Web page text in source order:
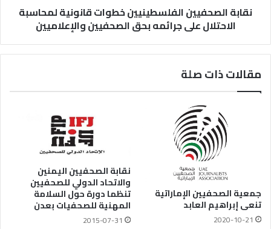
نقابة الصحفيين الفلسطينيين خطوات قانونية لمحاسبة
الاحتلال على جرائمه بحق الصحفيين والإعلاميين
مقالات ذات صلة
جمعية الصحفيين الإماراتية
تنعى إبراهيم العابد
2020-10-21
نقابة الصحفيين اليمنين
والاتحاد الدولي للصحفيين
تنظما دورة حول السلامة
المهنية للصحفيات بعدن
2015-07-31